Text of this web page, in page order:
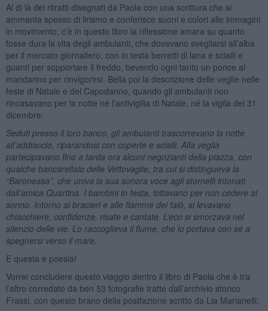
Al di là dei ritratti disegnati da Paola con una scrittura che si
ammanta spesso di lirismo e conferisce suoni e colori alle immagini
in movimento, c’è in questo libro la riflessione amara su quanto
fosse dura la vita degli ambulanti, che dovevano svegliarsi all’alba
per il mercato giornaliero, con in testa berretti di lana e scialli e
guanti per sopportare il freddo, bevendo ogni tanto un ponce al
mandarino per rinvigorirsi. Bella poi la descrizione delle veglie nelle
feste di Natale e del Capodanno, quando gli ambulanti non
rincasavano per la notte né l’antivigilia di Natale, né la vigila del 31
dicembre.
Seduti presso il loro banco, gli ambulanti trascorrevano la notte
all’addiaccio, riparandosi con coperte e scialli. Alla veglia
partecipavano fino a tarda ora alcuni negozianti della piazza, con
qualche bancarellaio delle Vettovaglie, tra cui si distingueva la
“Baronessa”, che univa la sua sonora voce agli stornelli intonati
dall’amica Quartina. I bambini in festa, lottavano per non cedere al
sonno. Intorno ai bracieri e alle fiamme dei falò, si levavano
chiacchiere, confidenze, risate e cantate. L’eco si smorzava nel
silenzio delle vie. Lo raccoglieva il fiume, che lo portava con sé a
spegnersi verso il mare.
E questa è poesia!
Vorrei concludere questo viaggio dentro il libro di Paola che è tra
l’altro corredato da ben 53 fotografie tratte dall’archivio storico
Frassi, con questo brano della postfazione scritto da Lia Marianelli: